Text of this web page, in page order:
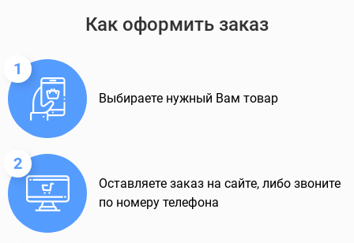
Как оформить заказ
1
Выбираете нужный Вам товар
2
Оставляете заказ на сайте, либо звоните
по номеру телефона